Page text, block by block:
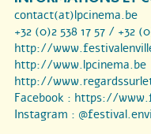
contact(at)lpcinema.be
+32 (0)2 538 17 57 / +32
http://
http://www.lpcinema.be
http://
Facebook : https://
Instagram :